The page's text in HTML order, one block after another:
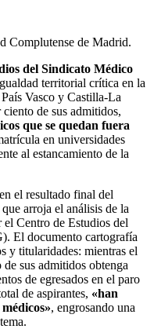
Complutense de Madrid.
del Sindicato Médico
territorial crítica en la
Vasco y Castilla-La
de sus admitidos,
que se quedan fuera
en universidades
al estancamiento de la
el resultado final del
arroja el análisis de la
Centro de Estudios del
El documento cartografía
y titularidades: mientras el
sus admitidos obtenga
de egresados en el paro
de aspirantes, «han
, engrosando una